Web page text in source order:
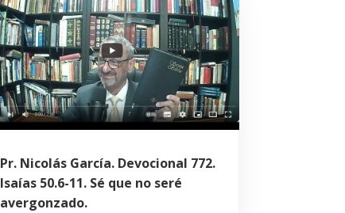
Pr. Nicolás García. Devocional 772.
Isaías 50.6-11. Sé que no seré
avergonzado.